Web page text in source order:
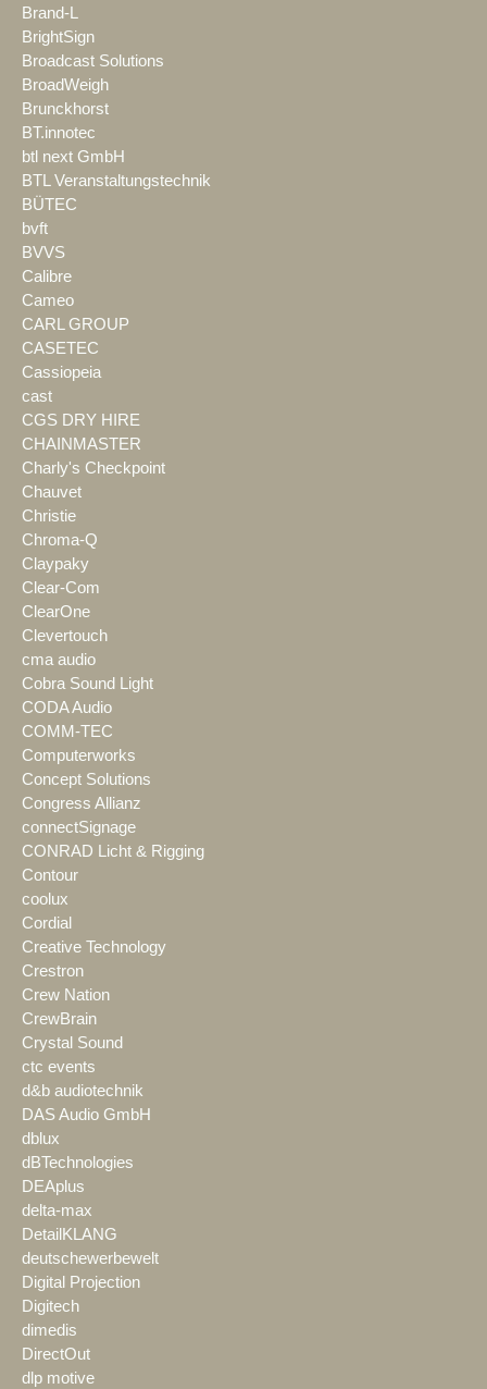
Brand-L
BrightSign
Broadcast Solutions
BroadWeigh
Brunckhorst
BT.innotec
btl next GmbH
BTL Veranstaltungstechnik
BÜTEC
bvft
BVVS
Calibre
Cameo
CARL GROUP
CASETEC
Cassiopeia
cast
CGS DRY HIRE
CHAINMASTER
Charly's Checkpoint
Chauvet
Christie
Chroma-Q
Claypaky
Clear-Com
ClearOne
Clevertouch
cma audio
Cobra Sound Light
CODA Audio
COMM-TEC
Computerworks
Concept Solutions
Congress Allianz
connectSignage
CONRAD Licht & Rigging
Contour
coolux
Cordial
Creative Technology
Crestron
Crew Nation
CrewBrain
Crystal Sound
ctc events
d&b audiotechnik
DAS Audio GmbH
dblux
dBTechnologies
DEAplus
delta-max
DetailKLANG
deutschewerbewelt
Digital Projection
Digitech
dimedis
DirectOut
dlp motive